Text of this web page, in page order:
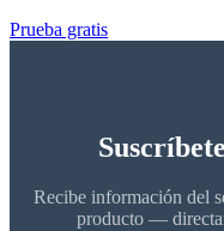
Prueba gratis
Recibe información del
producto —